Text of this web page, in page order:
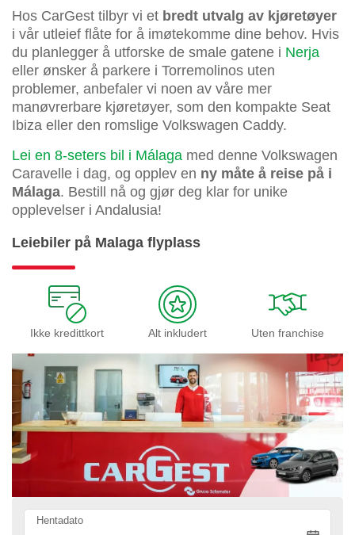
Hos CarGest tilbyr vi et bredt utvalg av kjøretøyer
i vår utleief flåte for å imøtekomme dine behov. Hvis
du planlegger å utforske de smale gatene i Nerja
eller ønsker å parkere i Torremolinos uten
problemer, anbefaler vi noen av våre mer
manøvrerbare kjøretøyer, som den kompakte Seat
Ibiza eller den romslige Volkswagen Caddy.
Lei en 8-seters bil i Málaga med denne Volkswagen
Caravelle i dag, og opplev en ny måte å reise på i
Málaga. Bestill nå og gjør deg klar for unike
opplevelser i Andalusia!
Leiebiler på Malaga flyplass
Ikke kredittkort Alt inkludert Uten franchise
Hentadato